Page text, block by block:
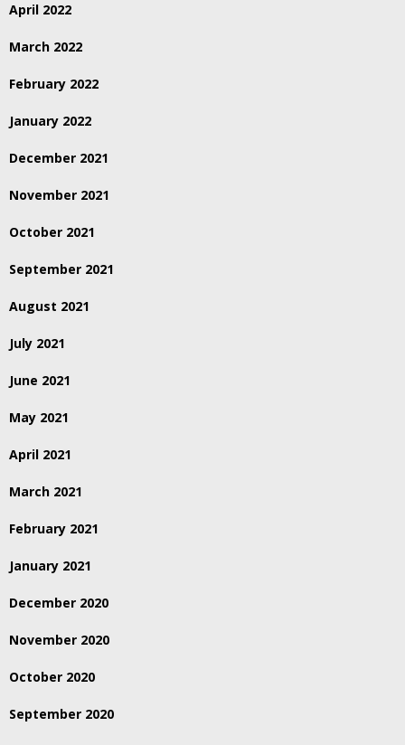
April 2022
March 2022
February 2022
January 2022
December 2021
November 2021
October 2021
September 2021
August 2021
July 2021
June 2021
May 2021
April 2021
March 2021
February 2021
January 2021
December 2020
November 2020
October 2020
September 2020